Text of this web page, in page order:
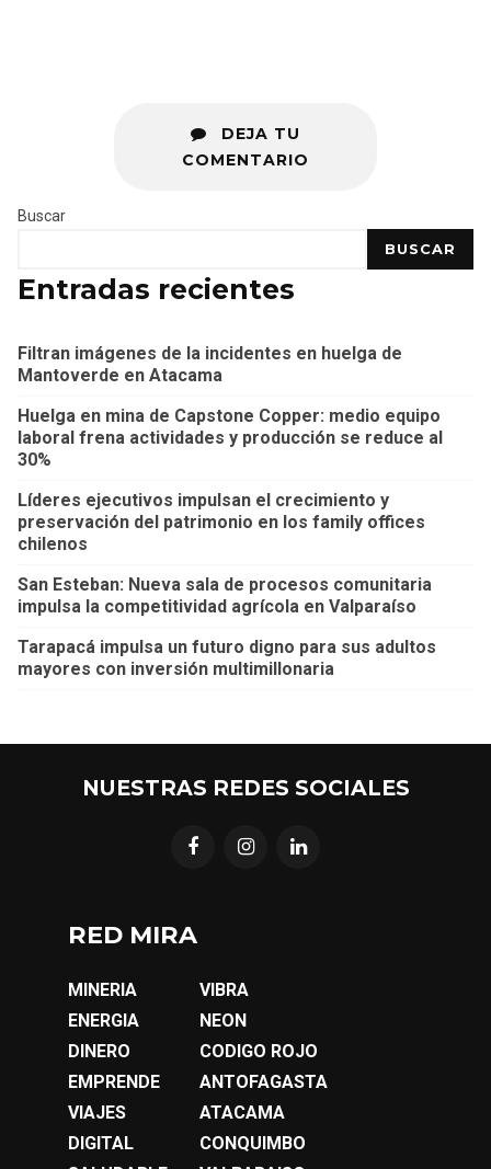
DEJA TU
COMENTARIO
Buscar
BUSCAR
Entradas recientes
Filtran imágenes de la incidentes en huelga de
Mantoverde en Atacama
Huelga en mina de Capstone Copper: medio equipo
laboral frena actividades y producción se reduce al
30%
Líderes ejecutivos impulsan el crecimiento y
preservación del patrimonio en los family offices
chilenos
San Esteban: Nueva sala de procesos comunitaria
impulsa la competitividad agrícola en Valparaíso
Tarapacá impulsa un futuro digno para sus adultos
mayores con inversión multimillonaria
NUESTRAS REDES SOCIALES
RED MIRA
MINERIA
ENERGIA
DINERO
EMPRENDE
VIAJES
DIGITAL
VIBRA
NEON
CODIGO ROJO
ANTOFAGASTA
ATACAMA
CONQUIMBO